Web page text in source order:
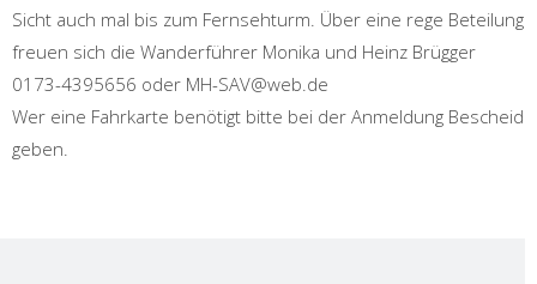
Sicht auch mal bis zum Fernsehturm. Über eine rege Beteilung
freuen sich die Wanderführer Monika und Heinz Brügger
0173-4395656 oder MH-SAV@web.de
Wer eine Fahrkarte benötigt bitte bei der Anmeldung Bescheid
geben.